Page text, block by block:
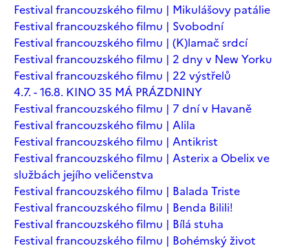
Festival francouzského filmu | Mikulášovy patálie
Festival francouzského filmu | Svobodní
Festival francouzského filmu | (K)lamač srdcí
Festival francouzského filmu | 2 dny v New Yorku
Festival francouzského filmu | 22 výstřelů
4.7. - 16.8. KINO 35 MÁ PRÁZDNINY
Festival francouzského filmu | 7 dní v Havaně
Festival francouzského filmu | Alila
Festival francouzského filmu | Antikrist
Festival francouzského filmu | Asterix a Obelix ve
službách jejího veličenstva
Festival francouzského filmu | Balada Triste
Festival francouzského filmu | Benda Bilili!
Festival francouzského filmu | Bílá stuha
Festival francouzského filmu | Bohémský život